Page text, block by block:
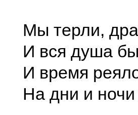
Мы терли,
И вся душа
И время
На дни и